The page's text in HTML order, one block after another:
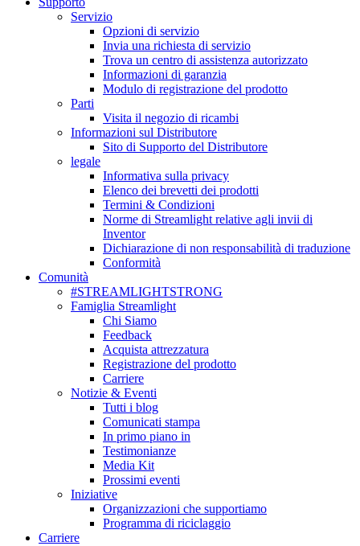
Servizio
Opzioni di servizio
Invia una richiesta di servizio
Trova un centro di assistenza autorizzato
Informazioni di garanzia
Modulo di registrazione del prodotto
Parti
Visita il negozio di ricambi
Informazioni sul Distributore
Sito di Supporto del Distributore
legale
Informativa sulla privacy
Elenco dei brevetti dei prodotti
Termini & Condizioni
Norme di Streamlight relative agli invii di
Inventor
Dichiarazione di non responsabilità di traduzione
Conformità
Comunità
#STREAMLIGHTSTRONG
Famiglia Streamlight
Chi Siamo
Feedback
Acquista attrezzatura
Registrazione del prodotto
Carriere
Notizie & Eventi
Tutti i blog
Comunicati stampa
In primo piano in
Testimonianze
Media Kit
Prossimi eventi
Iniziative
Organizzazioni che supportiamo
Programma di riciclaggio
Carriere